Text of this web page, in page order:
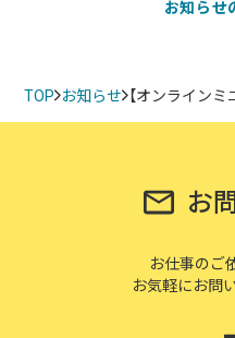
お知らせ
TOP お知らせ 【オンライン
お
お仕事のご
お気軽にお問